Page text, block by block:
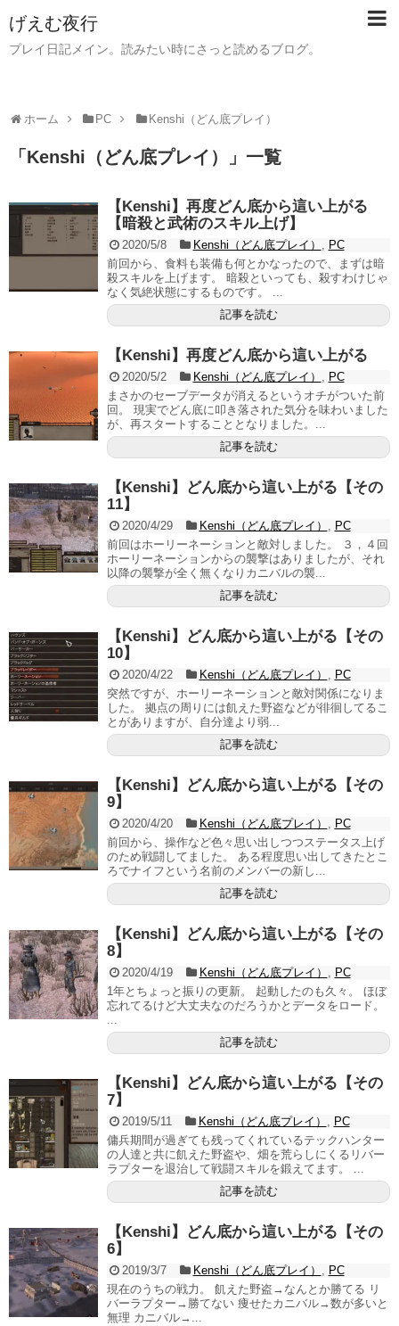
げえむ夜行
プレイ日記メイン。読みたい時にさっと読めるブログ。
ホーム PC Kenshi（どん底プレイ）
「 Kenshi（どん底プレイ） 」 一覧
【Kenshi】再度どん底から這い上がる
【暗殺と武術のスキル上げ】
2020/5/8 Kenshi（どん底プレイ） , PC
前回から、食料も装備も何とかなったので、まずは暗
殺スキルを上げます。 暗殺といっても、殺すわけじゃ
なく気絶状態にするものです。 ...
記事を読む
【Kenshi】再度どん底から這い上がる
2020/5/2 Kenshi（どん底プレイ） , PC
まさかのセーブデータが消えるというオチがついた前
回。 現実でどん底に叩き落された気分を味わいました
が、再スタートすることとなりました。...
記事を読む
【Kenshi】どん底から這い上がる【その
11】
2020/4/29 Kenshi（どん底プレイ） , PC
前回はホーリーネーションと敵対しました。 ３，４回
ホーリーネーションからの襲撃はありましたが、それ
以降の襲撃が全く無くなりカニバルの襲...
記事を読む
【Kenshi】どん底から這い上がる【その
10】
2020/4/22 Kenshi（どん底プレイ） , PC
突然ですが、ホーリーネーションと敵対関係になりま
した。 拠点の周りには飢えた野盗などが徘徊してるこ
とがありますが、自分達より弱...
記事を読む
【Kenshi】どん底から這い上がる【その
9】
2020/4/20 Kenshi（どん底プレイ） , PC
前回から、操作など色々思い出しつつステータス上げ
のため戦闘してました。 ある程度思い出してきたとこ
ろでナイフという名前のメンバーの新し...
記事を読む
【Kenshi】どん底から這い上がる【その
8】
2020/4/19 Kenshi（どん底プレイ） , PC
1年とちょっと振りの更新。 起動したのも久々。 ほぼ
忘れてるけど大丈夫なのだろうかとデータをロード。
...
記事を読む
【Kenshi】どん底から這い上がる【その
7】
2019/5/11 Kenshi（どん底プレイ） , PC
傭兵期間が過ぎても残ってくれているテックハンター
の人達と共に飢えた野盗や、畑を荒らしにくるリバー
ラプターを退治して戦闘スキルを鍛えてます。 ...
記事を読む
【Kenshi】どん底から這い上がる【その
6】
2019/3/7 Kenshi（どん底プレイ） , PC
現在のうちの戦力。 飢えた野盗→なんとか勝てる リ
バーラプター→勝てない 痩せたカニバル→数が多いと
無理 カニバル→...